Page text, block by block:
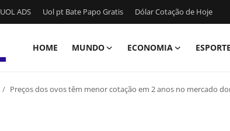
UOL ADS Uol pt Bate Papo Gratis Dólar Cotação de Hoje
HOME MUNDO ECONOMIA ESPORTE
Preços dos ovos têm menor cotação em 2 anos no mercado